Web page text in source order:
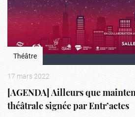
Théâtre
17 mars 2022
[AGENDA] Ailleurs que
théâtrale signée par Entr’actes